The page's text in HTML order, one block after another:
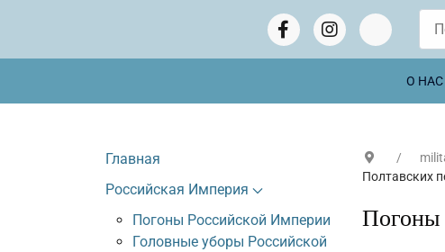
О НАС
Главная
Российская Империя
Погоны Российской Империи
Головные уборы Российской
Полтавских
Погоны